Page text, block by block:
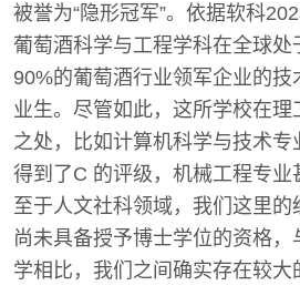
被誉为“隐形冠军”。依据软科
葡萄酒科学与工程学科在全球处
90%的葡萄酒行业领军企业的技
业生。尽管如此，这所学校在理
之处，比如计算机科学与技术专
得到了C 的评级，机械工程专业
至于人文社科领域，我们这里的
尚未具备授予博士学位的资格
学相比，我们之间确实存在较大